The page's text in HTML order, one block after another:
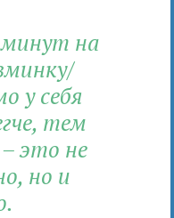
на
у себя
тем
это не
но и